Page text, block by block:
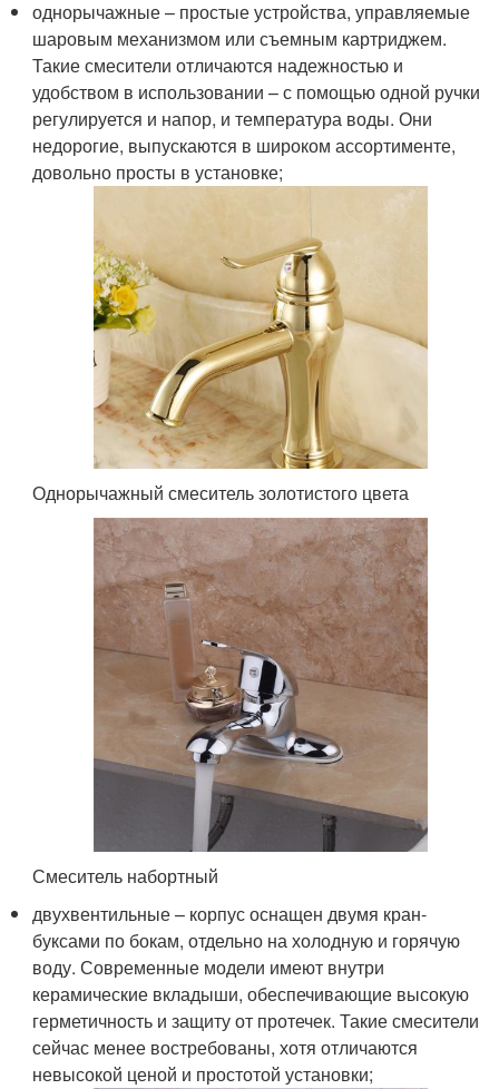
однорычажные – простые устройства, управляемые
шаровым механизмом или съемным картриджем.
Такие смесители отличаются надежностью и
удобством в использовании – с помощью одной ручки
регулируется и напор, и температура воды. Они
недорогие, выпускаются в широком ассортименте,
довольно просты в установке;
Однорычажный смеситель золотистого цвета
Смеситель набортный
двухвентильные – корпус оснащен двумя кран-
буксами по бокам, отдельно на холодную и горячую
воду. Современные модели имеют внутри
керамические вкладыши, обеспечивающие высокую
герметичность и защиту от протечек. Такие смесители
сейчас менее востребованы, хотя отличаются
невысокой ценой и простотой установки;